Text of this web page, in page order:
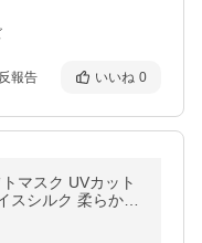
報告 いいね 0
マスク UVカット
スシルク 柔らかマ
ない 男女兼用 立